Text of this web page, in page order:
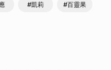
#凱莉 #百靈果